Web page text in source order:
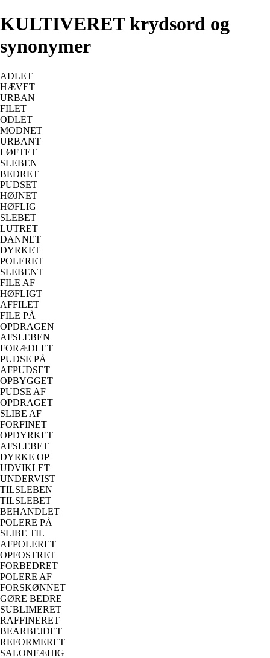
KULTIVERET krydsord og
synonymer
ADLET
HÆVET
URBAN
FILET
ODLET
MODNET
URBANT
LØFTET
SLEBEN
BEDRET
PUDSET
HØJNET
HØFLIG
SLEBET
LUTRET
DANNET
DYRKET
POLERET
SLEBENT
FILE AF
HØFLIGT
AFFILET
FILE PÅ
OPDRAGEN
AFSLEBEN
FORÆDLET
PUDSE PÅ
AFPUDSET
OPBYGGET
PUDSE AF
OPDRAGET
SLIBE AF
FORFINET
OPDYRKET
AFSLEBET
DYRKE OP
UDVIKLET
UNDERVIST
TILSLEBEN
TILSLEBET
BEHANDLET
POLERE PÅ
SLIBE TIL
AFPOLERET
OPFOSTRET
FORBEDRET
POLERE AF
FORSKØNNET
GØRE BEDRE
SUBLIMERET
RAFFINERET
BEARBEJDET
REFORMERET
SALONFÆHIG